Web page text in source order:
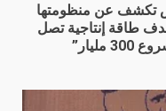
تكشف عن منظومتها
طاقة إنتاجية تصل